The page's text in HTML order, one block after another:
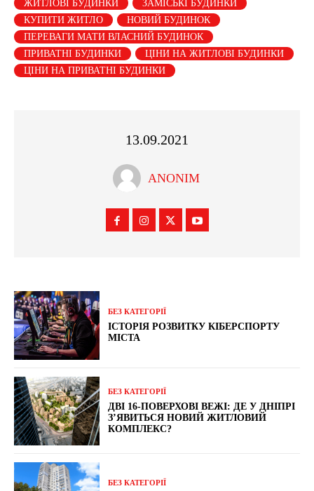
ЖИТЛОВІ БУДИНКИ
ЗАМІСЬКІ БУДИНКИ
КУПИТИ ЖИТЛО
НОВИЙ БУДИНОК
ПЕРЕВАГИ МАТИ ВЛАСНИЙ БУДИНОК
ПРИВАТНІ БУДИНКИ
ЦІНИ НА ЖИТЛОВІ БУДИНКИ
ЦІНИ НА ПРИВАТНІ БУДИНКИ
13.09.2021
ANONIM
БЕЗ КАТЕГОРІЇ
ІСТОРІЯ РОЗВИТКУ КІБЕРСПОРТУ
МІСТА
БЕЗ КАТЕГОРІЇ
ДВІ 16-ПОВЕРХОВІ ВЕЖІ: ДЕ У ДНІПРІ
З’ЯВИТЬСЯ НОВИЙ ЖИТЛОВИЙ
КОМПЛЕКС?
БЕЗ КАТЕГОРІЇ